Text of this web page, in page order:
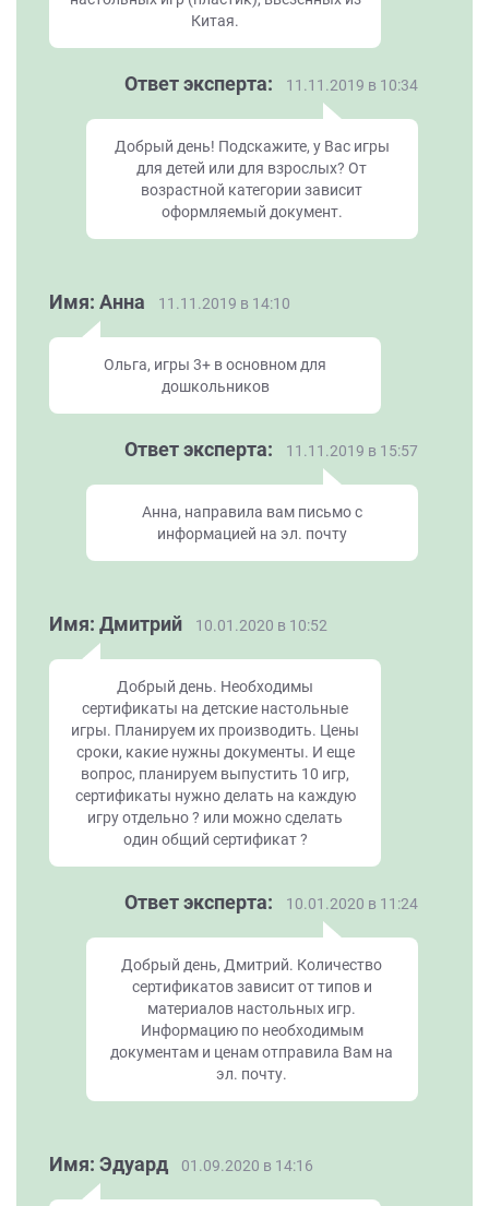
Китая.
Ответ эксперта: 11.11.2019 в 10:34
Добрый день! Подскажите, у Вас игры
для детей или для взрослых? От
возрастной категории зависит
оформляемый документ.
Имя: Анна 11.11.2019 в 14:10
Ольга, игры 3+ в основном для
дошкольников
Ответ эксперта: 11.11.2019 в 15:57
Анна, направила вам письмо с
информацией на эл. почту
Имя: Дмитрий 10.01.2020 в 10:52
Добрый день. Необходимы
сертификаты на детские настольные
игры. Планируем их производить. Цены
сроки, какие нужны документы. И еще
вопрос, планируем выпустить 10 игр,
сертификаты нужно делать на каждую
игру отдельно ? или можно сделать
один общий сертификат ?
Ответ эксперта: 10.01.2020 в 11:24
Добрый день, Дмитрий. Количество
сертификатов зависит от типов и
материалов настольных игр.
Информацию по необходимым
документам и ценам отправила Вам на
эл. почту.
Имя: Эдуард 01.09.2020 в 14:16